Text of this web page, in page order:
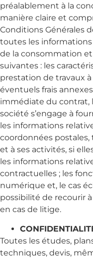
préalablement à la
manière claire et
Conditions Générales
toutes les informations
de la consommation
suivantes : les
prestation de travaux
éventuels frais
immédiate du contrat,
société s’engage à
les informations
coordonnées
et à ses activités, si
les informations
contractuelles ; les
numérique et, le cas
possibilité de recourir
en cas de litige.
Toutes les études,
techniques, devis,